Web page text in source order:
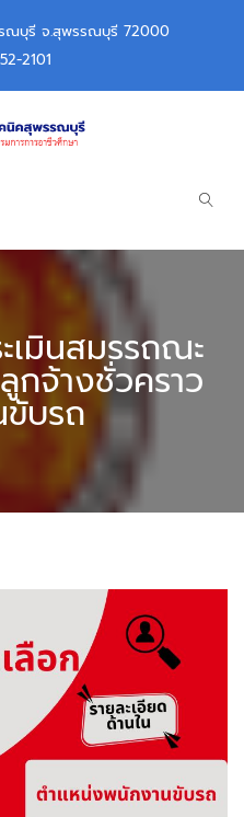
รณบุรี จ.สุพรรณบุรี 72000
2101
เมินสมรรถณะ
กจ้างชั่วคราว
บรถ